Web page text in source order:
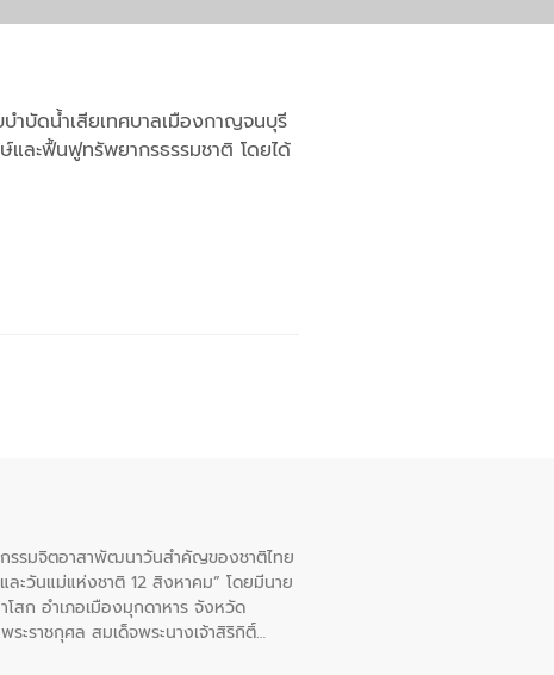
ำบัดน้ำเสียเทศบาลเมืองกาญจนบุรี
และฟื้นฟูทรัพยากรธรรมชาติ โดยได้
รรมจิตอาสาพัฒนาวันสําคัญของชาติไทย
ะวันแม่แห่งชาติ 12 สิงหาคม” โดยมีนาย
สก อําเภอเมืองมุกดาหาร จังหวัด
ะราชกุศล สมเด็จพระนางเจ้าสิริกิติ์